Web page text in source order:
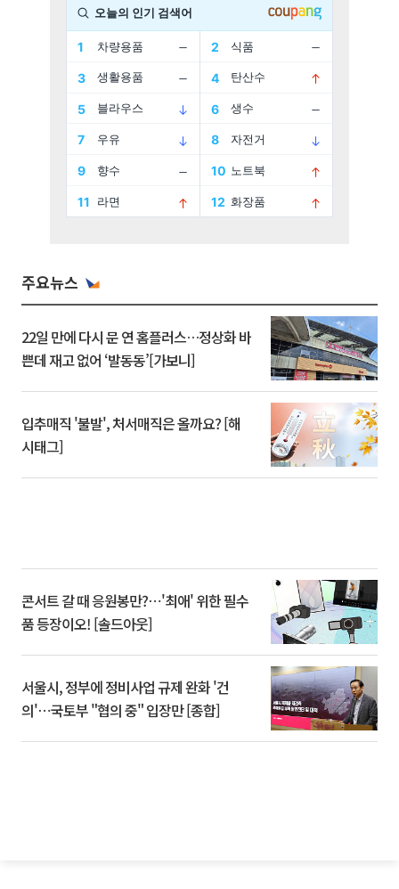
주요뉴스
22일 만에 다시 문 연 홈플러스…정상화 바
쁜데 재고 없어 ‘발동동’[가보니]
입추매직 '불발', 처서매직은 올까요? [해
시태그]
콘서트 갈 때 응원봉만?⋯'최애' 위한 필수
품 등장이오! [솔드아웃]
서울시, 정부에 정비사업 규제 완화 '건
의'⋯국토부 "협의 중" 입장만 [종합]